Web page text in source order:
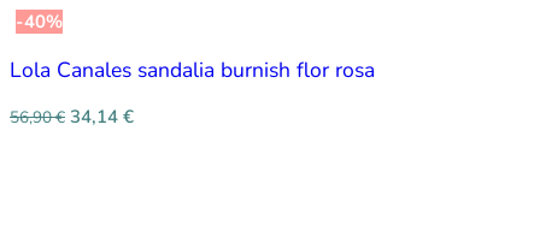
-40%
Lola Canales sandalia burnish flor rosa
56,90€ 34,14 €